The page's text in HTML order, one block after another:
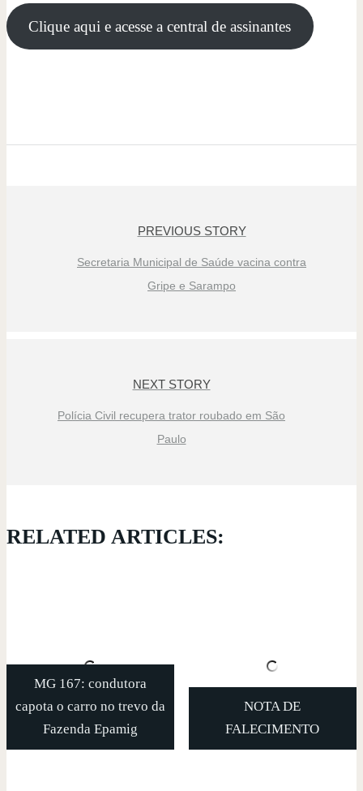
Clique aqui e acesse a central de assinantes
PREVIOUS STORY
Secretaria Municipal de Saúde vacina contra
Gripe e Sarampo
NEXT STORY
Polícia Civil recupera trator roubado em São
Paulo
RELATED ARTICLES:
MG 167: condutora
capota o carro no trevo da
Fazenda Epamig
NOTA DE
FALECIMENTO